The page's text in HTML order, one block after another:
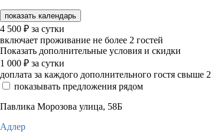
показать календарь
4 500 ₽ за сутки
включает проживание не более 2 гостей
Показать дополнительные условия и скидки
1 000 ₽ за сутки
доплата за каждого дополнительного гостя свыше 2
показывать предложения рядом
Павлика Морозова улица, 58Б
Адлер